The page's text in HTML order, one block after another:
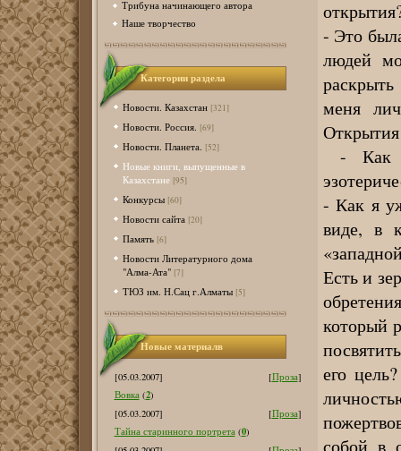
Трибуна начинающего автора
Наше творчество
Категории раздела
Новости. Казахстан [321]
Новости. Россия. [69]
Новости. Планета. [52]
Новые книги, выпущенные в
Казахстане [95]
Конкурсы [60]
Новости сайта [20]
Память [6]
Новости Литературного дома
"Алма-Ата" [7]
ТЮЗ им. Н.Сац г.Алматы [5]
Новые материалв
[05.03.2007] [Проза]
Вовка (2)
[05.03.2007]
[Проза]
Тайна старинного портрета (0)
- Это
людей
меня
- Как
- Как я
виде, в
Есть и
который
его
собой в